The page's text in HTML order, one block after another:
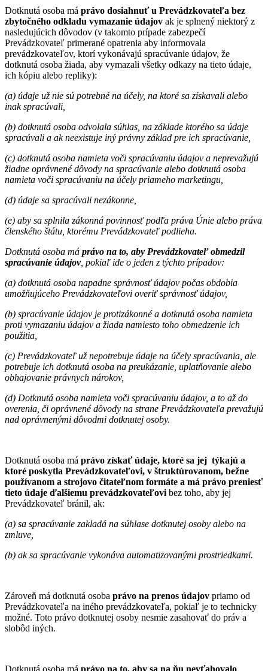
Dotknutá osoba má právo dosiahnuť u Prevádzkovateľa bez
zbytočného odkladu vymazanie údajov ak je splnený niektorý z
nasledujúcich dôvodov (v takomto prípade zabezpečí
Prevádzkovateľ primerané opatrenia aby informovala
prevádzkovateľov, ktorí vykonávajú spracúvanie údajov, že
dotknutá osoba žiada, aby vymazali všetky odkazy na tieto údaje,
ich kópiu alebo repliky):
(a) údaje už nie sú potrebné na účely, na ktoré sa získavali alebo
inak spracúvali,
(b) dotknutá osoba odvolala súhlas, na základe ktorého sa údaje
spracúvali a ak neexistuje iný právny základ pre ich spracúvanie,
(c) dotknutá osoba namieta voči spracúvaniu údajov a neprevažujú
žiadne oprávnené dôvody na spracúvanie alebo dotknutá osoba
namieta voči spracúvaniu na účely priameho marketingu,
(d) údaje sa spracúvali nezákonne,
(e) aby sa splnila zákonná povinnosť podľa práva Únie alebo práva
členského štátu, ktorému Prevádzkovateľ podlieha.
Dotknutá osoba má právo na to, aby Prevádzkovateľ obmedzil
spracúvanie údajov, pokiaľ ide o jeden z týchto prípadov:
(a) dotknutá osoba napadne správnosť údajov počas obdobia
umožňujúceho Prevádzkovateľovi overiť správnosť údajov,
(b) spracúvanie údajov je protizákonné a dotknutá osoba namieta
proti vymazaniu údajov a žiada namiesto toho obmedzenie ich
použitia,
(c) Prevádzkovateľ už nepotrebuje údaje na účely spracúvania, ale
potrebuje ich dotknutá osoba na preukázanie, uplatňovanie alebo
obhajovanie právnych nárokov,
(d) Dotknutá osoba namieta voči spracúvaniu údajov, a to až do
overenia, či oprávnené dôvody na strane Prevádzkovateľa prevažujú
nad oprávnenými dôvodmi dotknutej osoby.
Dotknutá osoba má právo získať údaje, ktoré sa jej týkajú a
ktoré poskytla Prevádzkovateľovi, v štruktúrovanom, bežne
používanom a strojovo čitateľnom formáte a má právo preniesť
tieto údaje ďalšiemu prevádzkovateľovi bez toho, aby jej
Prevádzkovateľ bránil, ak:
(a) sa spracúvanie zakladá na súhlase dotknutej osoby alebo na
zmluve,
(b) ak sa spracúvanie vykonáva automatizovanými prostriedkami.
Zároveň má dotknutá osoba právo na prenos údajov priamo od
Prevádzkovateľa na iného prevádzkovateľa, pokiaľ je to technicky
možné. Toto právo dotknutej osoby nesmie zasahovať do práv a
slobôd iných.